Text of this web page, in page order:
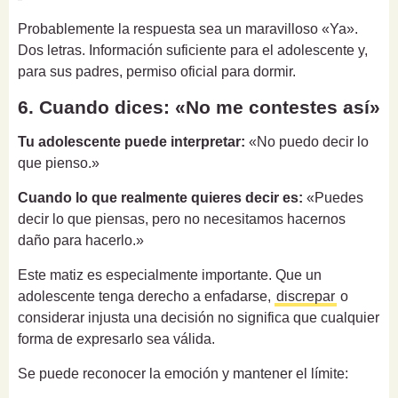
Probablemente la respuesta sea un maravilloso «Ya».
Dos letras. Información suficiente para el adolescente y,
para sus padres, permiso oficial para dormir.
6. Cuando dices: «No me contestes así»
Tu adolescente puede interpretar: «No puedo decir lo
que pienso.»
Cuando lo que realmente quieres decir es: «Puedes
decir lo que piensas, pero no necesitamos hacernos
daño para hacerlo.»
Este matiz es especialmente importante. Que un
adolescente tenga derecho a enfadarse, discrepar o
considerar injusta una decisión no significa que cualquier
forma de expresarlo sea válida.
Se puede reconocer la emoción y mantener el límite: